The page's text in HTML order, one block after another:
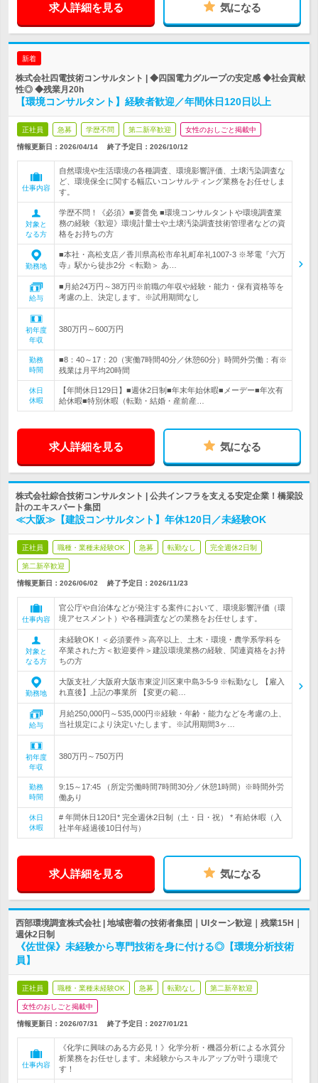
求人詳細を見る 気になる
新着
株式会社四電技術コンサルタント | ◆四国電力グループの安定感 ◆社会貢献
性◎ ◆残業月20h
【環境コンサルタント】経験者歓迎／年間休日120日以上
正社員 急募 学歴不問 第二新卒歓迎 女性のおしごと掲載中
情報更新日：2026/04/14 終了予定日： 2026/10/12
仕事内容
自然環境や生活環境の各種調査、環境影響評価、土壌汚染調査な
ど、環境保全に関する幅広いコンサルティング業務をお任せしま
す。
対象と
なる方
学歴不問！《必須》■要普免 ■環境コンサルタントや環境調査業
務の経験《歓迎》環境計量士や土壌汚染調査技術管理者などの資
格をお持ちの方
勤務地
■本社・高松支店／香川県高松市牟礼町牟礼1007-3 ※琴電『六万
寺』駅から徒歩2分 ＜転勤＞ あ…
給与
■月給24万円～38万円※前職の年収や経験・能力・保有資格等を
考慮の上、決定します。※試用期間なし
初年度
年収
380万円～600万円
勤務
時間
■8：40～17：20（実働7時間40分／休憩60分）時間外労働：有※
残業は月平均20時間
休日
休暇
【年間休日129日】■週休2日制■年末年始休暇■メーデー■年次有
給休暇■特別休暇（転勤・結婚・産前産…
求人詳細を見る 気になる
株式会社綜合技術コンサルタント | 公共インフラを支える安定企業！橋梁設
計のエキスパート集団
≪大阪≫【建設コンサルタント】年休120日／未経験OK
正社員 職種・業種未経験OK 急募 転勤なし 完全週休2日制
第二新卒歓迎
情報更新日：2026/06/02 終了予定日： 2026/11/23
仕事内容
官公庁や自治体などが発注する案件において、環境影響評価（環
境アセスメント）や各種調査などの業務をお任せします。
対象と
なる方
未経験OK！＜必須要件＞高卒以上、土木・環境・農学系学科を
卒業された方＜歓迎要件＞建設環境業務の経験、関連資格をお持
ちの方
勤務地
大阪支社／大阪府大阪市東淀川区東中島3-5-9 ※転勤なし 【雇入
れ直後】上記の事業所 【変更の範…
給与
月給250,000円～535,000円※経験・年齢・能力などを考慮の上、
当社規定により決定いたします。※試用期間3ヶ…
初年度
年収
380万円～750万円
勤務
時間
9:15～17:45 （所定労働時間7時間30分／休憩1時間）※時間外労
働あり
休日
休暇
# 年間休日120日* 完全週休2日制（土・日・祝） * 有給休暇（入
社半年経過後10日付与）
求人詳細を見る 気になる
西部環境調査株式会社 | 地域密着の技術者集団｜UIターン歓迎｜残業15H｜
週休2日制
《佐世保》未経験から専門技術を身に付ける◎【環境分析技術
員】
正社員 職種・業種未経験OK 急募 転勤なし 第二新卒歓迎
女性のおしごと掲載中
情報更新日：2026/07/31 終了予定日： 2027/01/21
仕事内容
《化学に興味のある方必見！》化学分析・機器分析による水質分
析業務をお任せします。未経験からスキルアップが叶う環境で
す！